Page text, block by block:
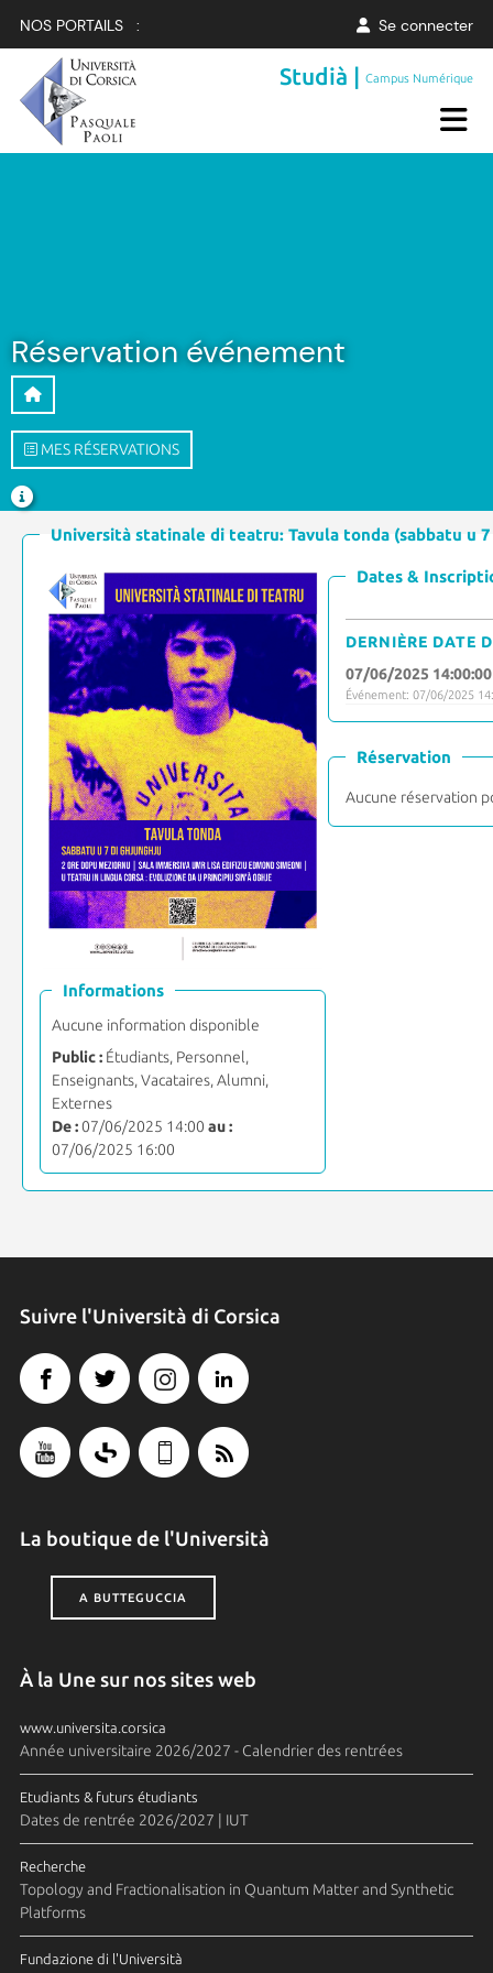
NOS PORTAILS : Se connecter
Studià |Campus Numérique
Réservation événement
MES RÉSERVATIONS
Università statinale di teatru: Tavula tonda (sabbatu u
Informations
Aucune information disponible
Public :Étudiants, Personnel,
Enseignants, Vacataires, Alumni,
Externes
De :07/06/2025 14:00 au :
07/06/2025 16:00
Dates &
DERNIÈRE DATE
07/06/2025 14:00:00
Événement: 07/06/2025
Réservation
Aucune réservation
Suivre l'Università di Corsica
La boutique de l'Università
A BUTTEGUCCIA
À la Une sur nos sites web
www.universita.corsica
Année universitaire 2026/2027 - Calendrier des rentrées
Etudiants & futurs étudiants
Dates de rentrée 2026/2027 | IUT
Recherche
Topology and Fractionalisation in Quantum Matter and Synthetic
Platforms
Fundazione di l'Università